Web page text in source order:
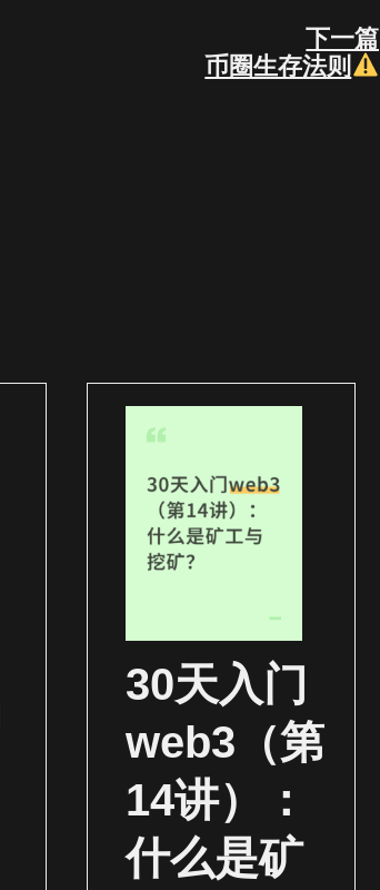
下一篇
币圈生存法则
30天入门
web3（第
14讲）：
什么是矿